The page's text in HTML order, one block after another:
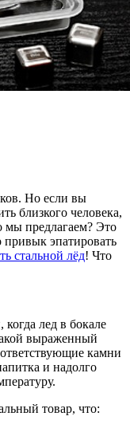
Но если вы
близкого человека,
мы предлагаем? Это
привык эпатировать
стальной лёд! Что
лед в бокале
выраженный
камни
и надолго
товар, что: